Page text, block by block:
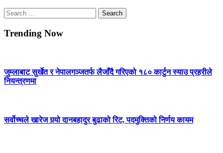
Search
for:
Trending Now
जुम्लाबाट सुर्खेत र नेपालगञ्जतर्फ लैजाँदै गरिएको १८० कार्टुन स्याउ प्रहरीले
नियन्त्रणमा
सर्वोच्चले खारेज गर्‍यो दानबहादुर बुढाको रिट, पदमुक्तिको निर्णय कायम